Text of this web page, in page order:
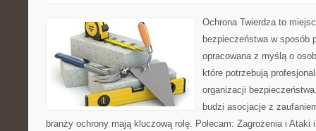
Ochrona Twierdza to
bezpieczeństwa w sposób
opracowana z myślą o
które potrzebują
organizacji
budzi asocjacje z
branży ochrony mają kluczową rolę. Polecam: Zagrożenia i Ataki